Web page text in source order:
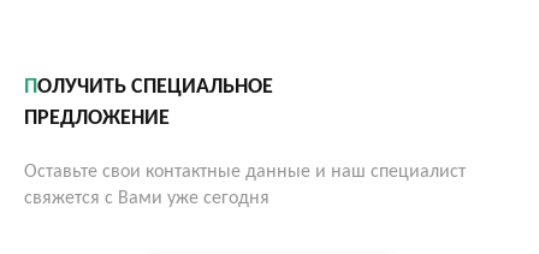
ПОЛУЧИТЬ СПЕЦИАЛЬНОЕ
ПРЕДЛОЖЕНИЕ
Оставьте свои контактные данные и наш специалист
свяжется с Вами уже сегодня